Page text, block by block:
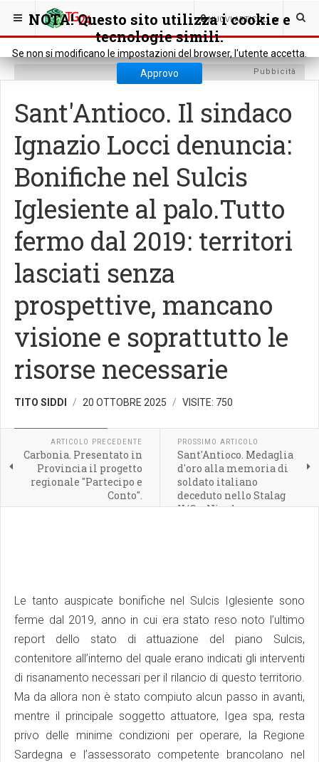
NOTA! Questo sito utilizza i cookie e
tecnologie simili.
Se non si modificano le impostazioni del browser, l'utente accetta.
Approvo
0 NUOVI ARTICOLI
SEI QUI: POLITICA POLITICA REGIONALE
Pubbicità
Sant'Antioco. Il sindaco
Ignazio Locci denuncia:
Bonifiche nel Sulcis
Iglesiente al palo.Tutto
fermo dal 2019: territori
lasciati senza
prospettive, mancano
visione e soprattutto le
risorse necessarie
TITO SIDDI 20 OTTOBRE 2025 VISITE: 750
ARTICOLO PRECEDENTE
Carbonia. Presentato in
Provincia il progetto
regionale "Partecipo e
Conto".
PROSSIMO ARTICOLO
Sant'Antioco. Medaglia
d'oro alla memoria di
soldato italiano
deceduto nello Stalag
X/C – Nienburg
Le tanto auspicate bonifiche nel Sulcis Iglesiente sono
ferme dal 2019, anno in cui era stato reso noto l’ultimo
report dello stato di attuazione del piano Sulcis,
contenitore all’interno del quale erano indicati gli interventi
di risanamento necessari per il rilancio di questo territorio.
Ma da allora non è stato compiuto alcun passo in avanti,
mentre il principale soggetto attuatore, Igea spa, resta
privo delle minime condizioni per operare, la Regione
Sardegna e l’assessorato competente brancolano nel